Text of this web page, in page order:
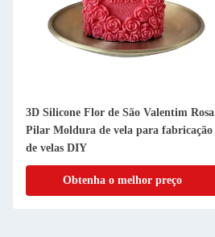
3D Silicone Flor de São Valentim Rosa
Pilar Moldura de vela para fabricação
de velas DIY
Obtenha o melhor preço